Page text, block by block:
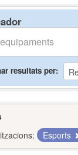
resultats per
Esports